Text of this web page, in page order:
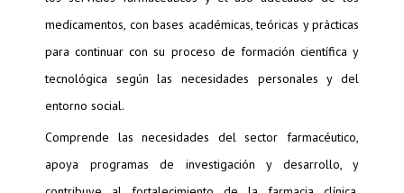
medicamentos, con bases académicas, teóricas y prácticas
para continuar con su proceso de formación científica y
tecnológica según las necesidades personales y del
entorno social.
Comprende las necesidades del sector farmacéutico,
apoya programas de investigación y desarrollo, y